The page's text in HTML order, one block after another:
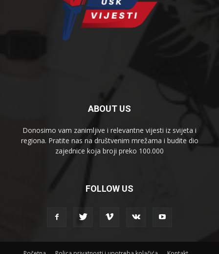
ABOUT US
Donosimo vam zanimljive i relevantne vijesti iz svijeta i
regiona. Pratite nas na društvenim mrežama i budite dio
zajednice koja broji preko 100.000
FOLLOW US